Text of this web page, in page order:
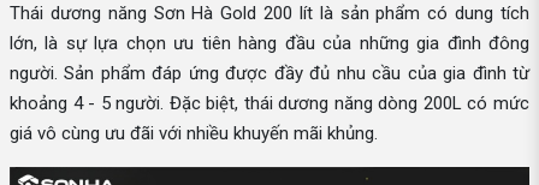
Thái dương năng Sơn Hà Gold 200 lít là sản phẩm có dung tích
lớn, là sự lựa chọn ưu tiên hàng đầu của những gia đình đông
người. Sản phẩm đáp ứng được đầy đủ nhu cầu của gia đình từ
khoảng 4 - 5 người. Đặc biệt, thái dương năng dòng 200L có mức
giá vô cùng ưu đãi với nhiều khuyến mãi khủng.